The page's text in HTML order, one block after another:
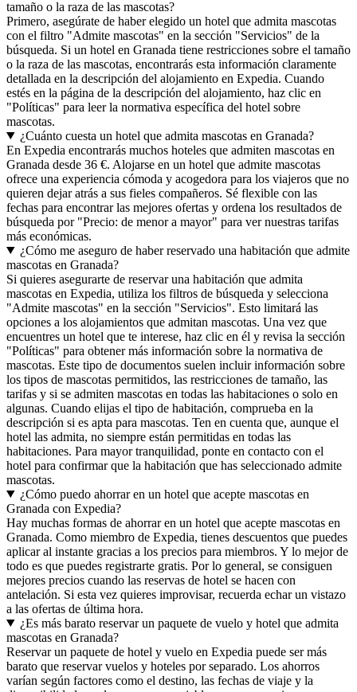
tamaño o la raza de las mascotas?
Primero, asegúrate de haber elegido un hotel que admita mascotas
con el filtro "Admite mascotas" en la sección "Servicios" de la
búsqueda. Si un hotel en Granada tiene restricciones sobre el tamaño
o la raza de las mascotas, encontrarás esta información claramente
detallada en la descripción del alojamiento en Expedia. Cuando
estés en la página de la descripción del alojamiento, haz clic en
"Políticas" para leer la normativa específica del hotel sobre
mascotas.
¿Cuánto cuesta un hotel que admita mascotas en Granada?
En Expedia encontrarás muchos hoteles que admiten mascotas en
Granada desde 36 €. Alojarse en un hotel que admite mascotas
ofrece una experiencia cómoda y acogedora para los viajeros que no
quieren dejar atrás a sus fieles compañeros. Sé flexible con las
fechas para encontrar las mejores ofertas y ordena los resultados de
búsqueda por "Precio: de menor a mayor" para ver nuestras tarifas
más económicas.
¿Cómo me aseguro de haber reservado una habitación que admite
mascotas en Granada?
Si quieres asegurarte de reservar una habitación que admita
mascotas en Expedia, utiliza los filtros de búsqueda y selecciona
"Admite mascotas" en la sección "Servicios". Esto limitará las
opciones a los alojamientos que admitan mascotas. Una vez que
encuentres un hotel que te interese, haz clic en él y revisa la sección
"Políticas" para obtener más información sobre la normativa de
mascotas. Este tipo de documentos suelen incluir información sobre
los tipos de mascotas permitidos, las restricciones de tamaño, las
tarifas y si se admiten mascotas en todas las habitaciones o solo en
algunas. Cuando elijas el tipo de habitación, comprueba en la
descripción si es apta para mascotas. Ten en cuenta que, aunque el
hotel las admita, no siempre están permitidas en todas las
habitaciones. Para mayor tranquilidad, ponte en contacto con el
hotel para confirmar que la habitación que has seleccionado admite
mascotas.
¿Cómo puedo ahorrar en un hotel que acepte mascotas en
Granada con Expedia?
Hay muchas formas de ahorrar en un hotel que acepte mascotas en
Granada. Como miembro de Expedia, tienes descuentos que puedes
aplicar al instante gracias a los precios para miembros. Y lo mejor de
todo es que puedes registrarte gratis. Por lo general, se consiguen
mejores precios cuando las reservas de hotel se hacen con
antelación. Si esta vez quieres improvisar, recuerda echar un vistazo
a las ofertas de última hora.
¿Es más barato reservar un paquete de vuelo y hotel que admita
mascotas en Granada?
Reservar un paquete de hotel y vuelo en Expedia puede ser más
barato que reservar vuelos y hoteles por separado. Los ahorros
varían según factores como el destino, las fechas de viaje y la